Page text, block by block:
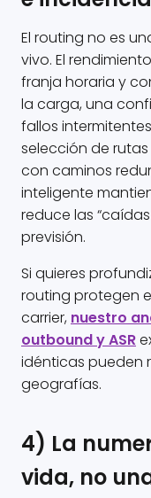
El routing no es
vivo. El
franja horaria y
la carga, una
fallos
selección de
con caminos
inteligente
reduce las
previsión.
Si quieres
routing protegen
carrier, nuestro
outbound y ASR
idénticas pueden
geografías.
4) La
vida, no